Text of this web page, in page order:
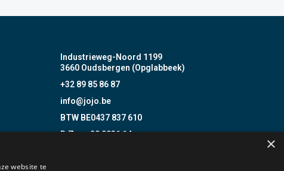
Industrieweg-Noord 1199
3660 Oudsbergen (Opglabbeek)
+32 89 85 86 87
info@jojo.be
BTW BE0437 837 610
B.Z. nr. 20 0031 14
×
website te